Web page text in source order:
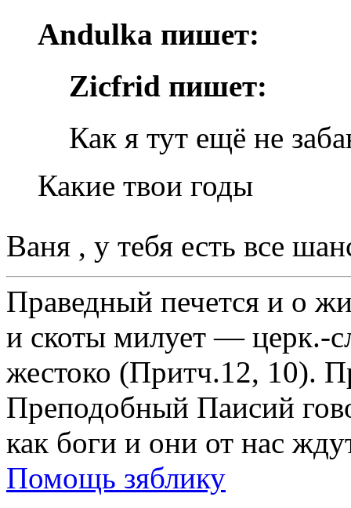
Andulka пишет:
Zicfrid пишет:
Как я тут ещё не
Какие твои годы
Ваня , у тебя есть все
Праведный печется и о
и скоты милует ― церк.-
жестоко (Притч.12, 10).
Преподобный Паисий
как боги и они от нас
Помощь зяблику